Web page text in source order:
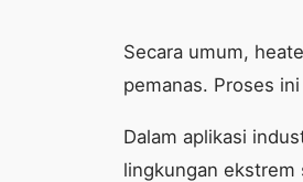
Secara umum,
pemanas. Proses
Dalam aplikasi
lingkungan ekstrem